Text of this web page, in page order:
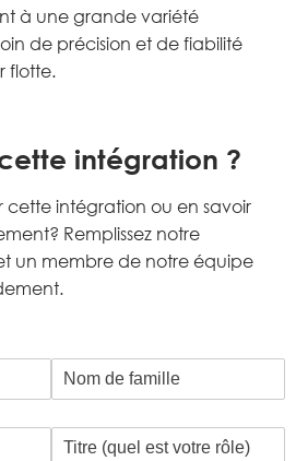
à une grande variété
de précision et de fiabilité
flotte.
intégration ?
cette intégration ou en savoir
Remplissez notre
un membre de notre équipe